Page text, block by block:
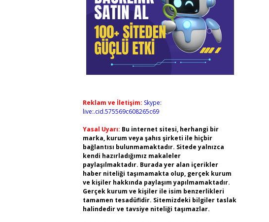
Reklam ve İletişim: Skype:
live:.cid.575569c608265c69
Yasal Uyarı: Bu internet sitesi, herhangi bir
marka, kurum veya şahıs şirketi ile hiçbir
bağlantısı bulunmamaktadır. Sitede yalnızca
kendi hazırladığımız makaleler
paylaşılmaktadır. Burada yer alan içerikler
haber niteliği taşımamakta olup, gerçek kurum
ve kişiler hakkında paylaşım yapılmamaktadır.
Gerçek kurum ve kişiler ile isim benzerlikleri
tamamen tesadüfidir. Sitemizdeki bilgiler taslak
halindedir ve tavsiye niteliği taşımazlar.